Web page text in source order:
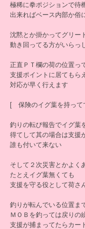
極稀に拳ポジションで待
出来ればベース内部か俗
沈黙とか掛かってグリー
動き回ってる方がいらっ
正直ＰＴ欄の荷の位置っ
支援ポイントに居てもら
対応が早く行えます
[ 保険のイグ葉を持っ
釣りの転び報告でイグ葉
得てして其の場合は支援
誰も付いて来ない
そして２次災害とかよく
たとえイグ葉無くても
支援を守る役として荷さ
釣りが転んでいる位置ま
ＭＯＢを釣っては戻りの
支援が捕まってたらカー